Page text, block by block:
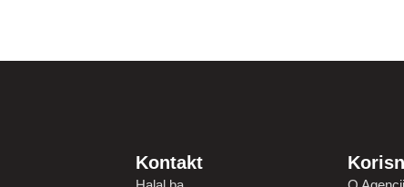
Kontakt